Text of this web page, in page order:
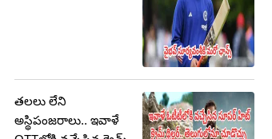
తలలు లేని
అస్థిపంజరాలు.. ఇవాళే